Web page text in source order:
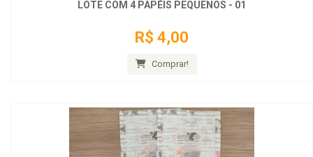
LOTE COM 4 PAPÉIS PEQUENOS - 01
R$ 4,00
Comprar!